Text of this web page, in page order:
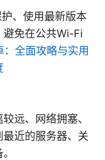
、使用最新版本
避免在公共Wi-Fi
全面攻略与实用
远、网络拥塞、
近的服务器、关